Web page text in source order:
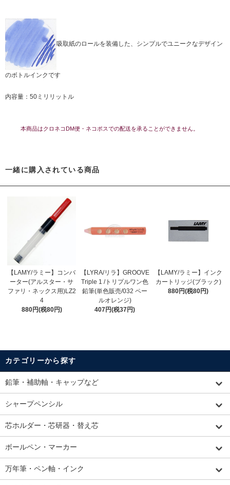
吸取紙のロールを装備した、シンプルでユニークなデザイン
のボトルインクです
内容量：50ミリリットル
本商品はクロネコDM便・ネコポスでの配送を承ることができません。
一緒に購入されている商品
【LAMY/ラミー】コンバ
ーター(アルスター・サ
ファリ・ネックス用)LZ2
4
880円(税80円)
【LYRA/リラ】GROOVE
Triple 1 /トリプルワン色
鉛筆(単色販売/032 ペー
ルオレンジ)
407円(税37円)
【LAMY/ラミー】インク
カートリッジ(ブラック)
880円(税80円)
カテゴリーから探す
鉛筆・補助軸・キャップなど
シャープペンシル
芯ホルダー・芯研器・替え芯
ボールペン・マーカー
万年筆・ペン軸・インク